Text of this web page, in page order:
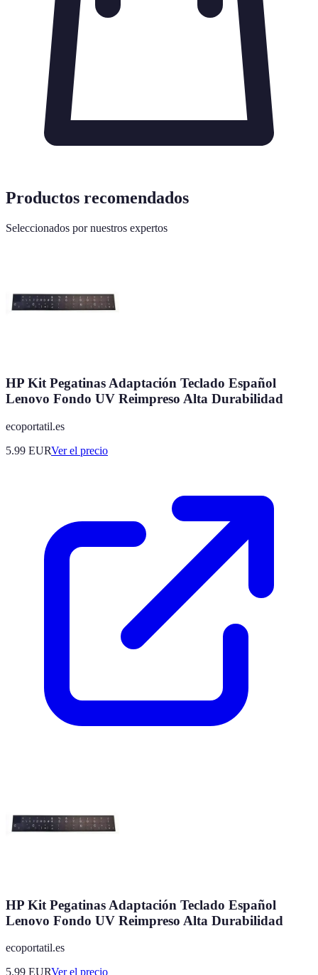
Productos recomendados
Seleccionados por nuestros expertos
HP Kit Pegatinas Adaptación Teclado Español
Lenovo Fondo UV Reimpreso Alta Durabilidad
ecoportatil.es
5.99 EURVer el precio
HP Kit Pegatinas Adaptación Teclado Español
Lenovo Fondo UV Reimpreso Alta Durabilidad
ecoportatil.es
5.99 EURVer el precio